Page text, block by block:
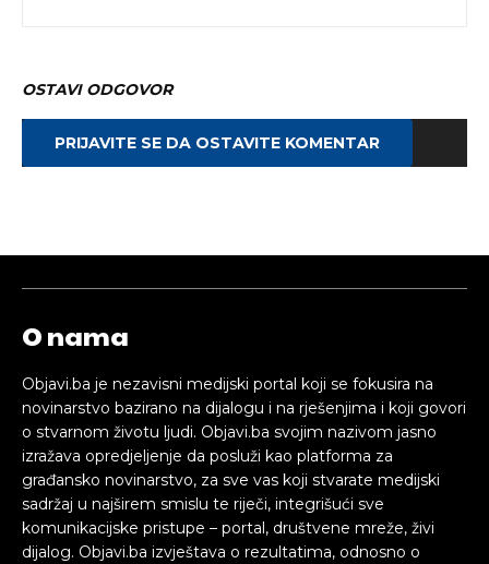
OSTAVI ODGOVOR
PRIJAVITE SE DA OSTAVITE KOMENTAR
O nama
Objavi.ba je nezavisni medijski portal koji se fokusira na
novinarstvo bazirano na dijalogu i na rješenjima i koji govori
o stvarnom životu ljudi. Objavi.ba svojim nazivom jasno
izražava opredjeljenje da posluži kao platforma za
građansko novinarstvo, za sve vas koji stvarate medijski
sadržaj u najširem smislu te riječi, integrišući sve
komunikacijske pristupe – portal, društvene mreže, živi
dijalog. Objavi.ba izvještava o rezultatima, odnosno o